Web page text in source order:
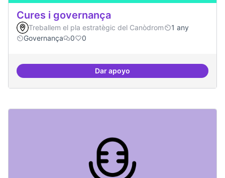
Cures i governança
Treballem el pla estratègic del Canòdrom
1 any
Governança
0 0
Dar apoyoCures i governança